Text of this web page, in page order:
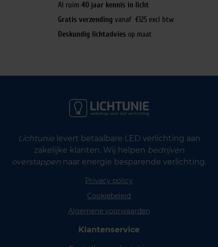
Al ruim 40 jaar kennis in licht
Gratis verzending vanaf €125 excl btw
Deskundig lichtadvies op maat
Lichtunielevert betaalbare LED verlichting aan
zakelijke klanten. Wij helpen bedrijven
overstappen naar energie besparende verlichting.
Privacy policy
Cookiebeleid
Algemene voorwaarden
Klantenservice